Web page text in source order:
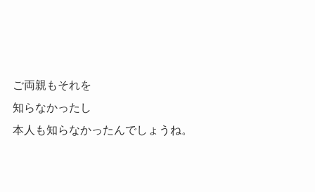
ご両親もそれを
知らなかったし
本人も知らなかったんでしょうね。